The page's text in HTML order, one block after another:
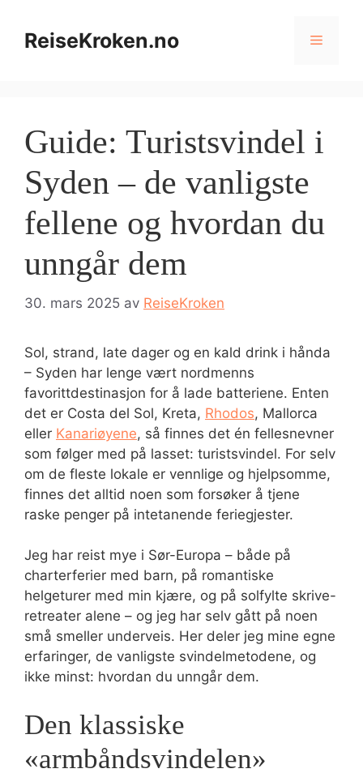
innholdReiseKroken.no Meny
Guide: Turistsvindel i
Syden – de vanligste
fellene og hvordan du
unngår dem
30. mars 2025 av ReiseKroken
Sol, strand, late dager og en kald drink i hånda
– Syden har lenge vært nordmenns
favorittdestinasjon for å lade batteriene. Enten
det er Costa del Sol, Kreta, Rhodos, Mallorca
eller Kanariøyene, så finnes det én fellesnevner
som følger med på lasset: turistsvindel. For selv
om de fleste lokale er vennlige og hjelpsomme,
finnes det alltid noen som forsøker å tjene
raske penger på intetanende feriegjester.
Jeg har reist mye i Sør-Europa – både på
charterferier med barn, på romantiske
helgeturer med min kjære, og på solfylte skrive-
retreater alene – og jeg har selv gått på noen
små smeller underveis. Her deler jeg mine egne
erfaringer, de vanligste svindelmetodene, og
ikke minst: hvordan du unngår dem.
Den klassiske
«armbåndsvindelen»